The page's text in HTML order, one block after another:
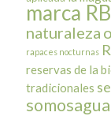
marca
naturaleza
rapaces nocturnas
reservas de la
tradicionales